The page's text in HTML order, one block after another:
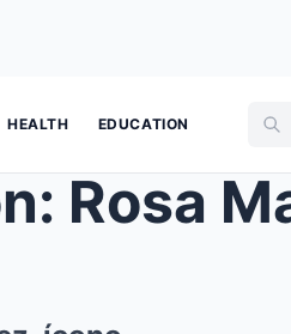
HEALTH EDUCATION